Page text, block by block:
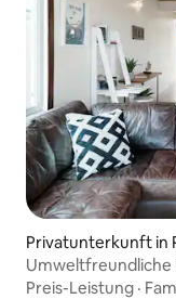
Privatunterkunft in
Umweltfreundliche
Aussicht und
Preis-Leistung ·